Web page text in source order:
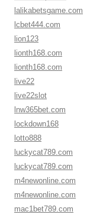
lalikabetsgame.com
lcbet444.com
lion123
lionth168.com
lionth168.com
live22
live22slot
lnw365bet.com
lockdown168
lotto888
luckycat789.com
luckycat789.com
m4newonline.com
m4newonline.com
mac1bet789.com